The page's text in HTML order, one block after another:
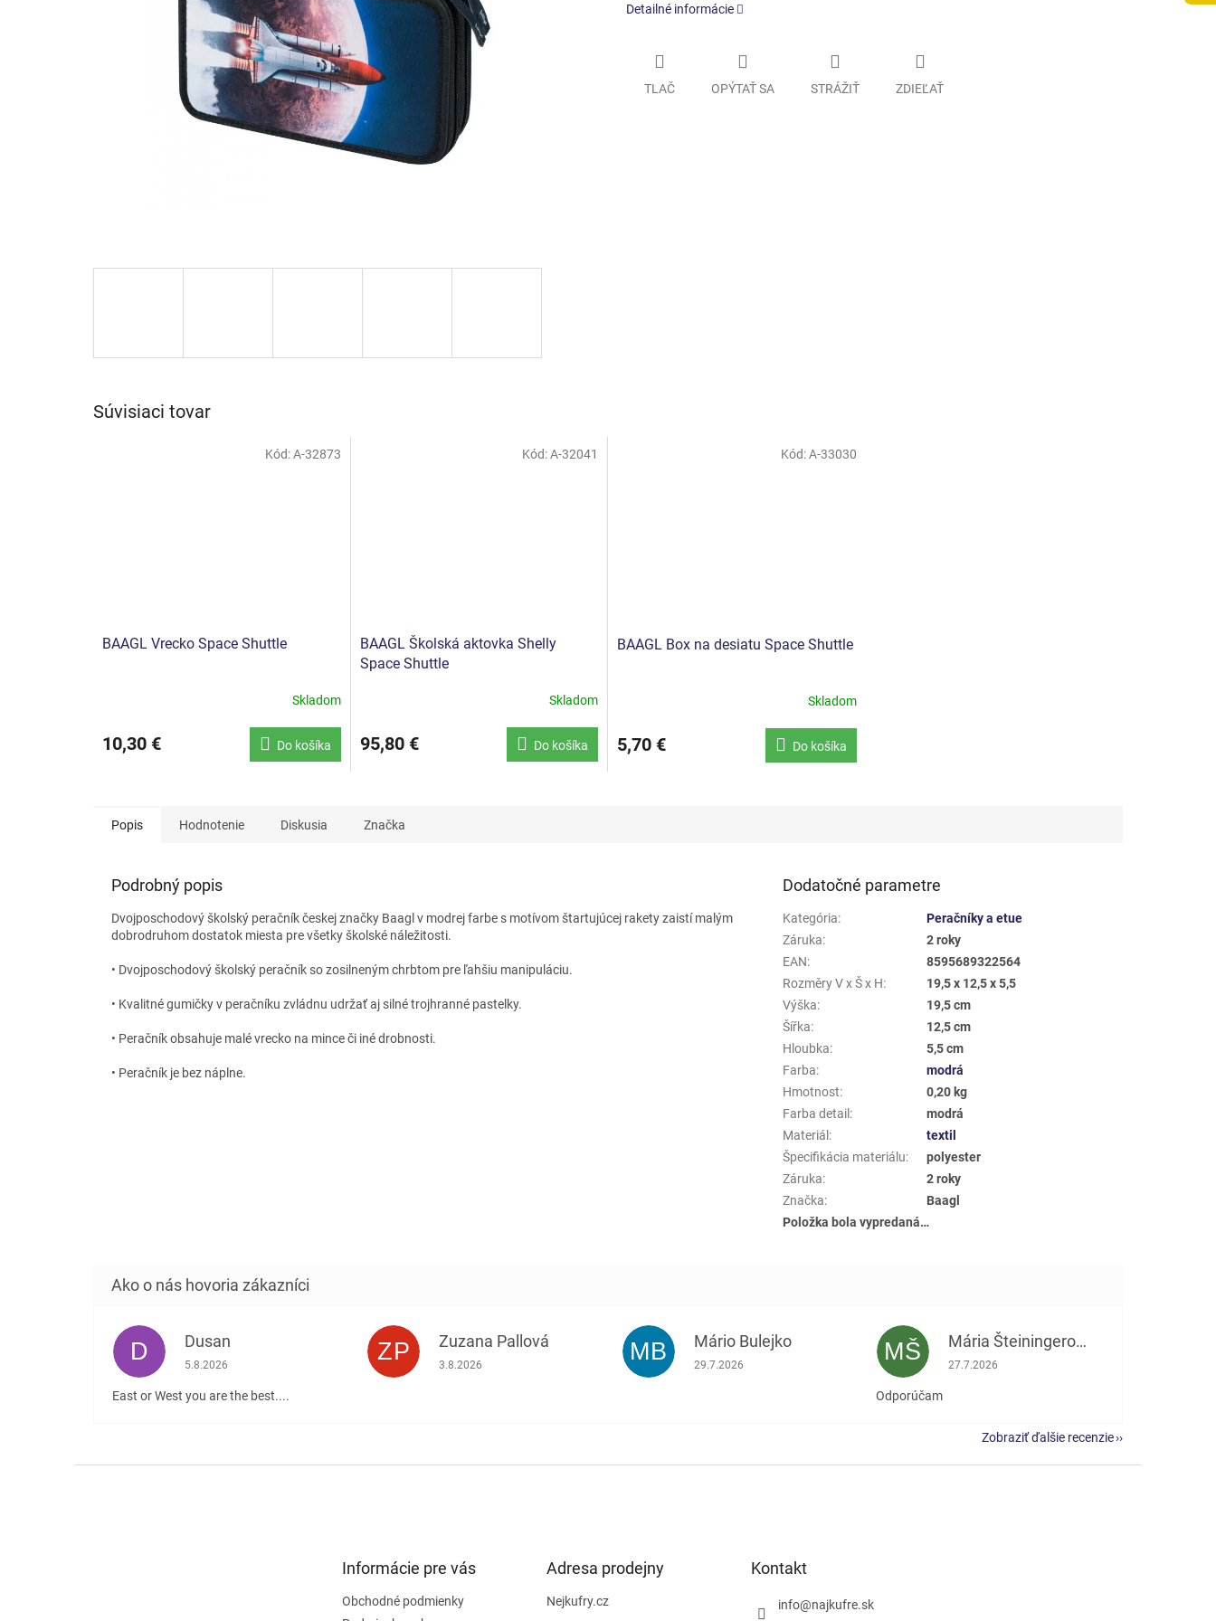
Detailné informácie
TLAČ OPÝTAŤ SA STRÁŽIŤ ZDIEĽAŤ
Súvisiaci tovar
BAAGL Vrecko Space Shuttle
Skladom
10,30 € Do košíka
Kód:A-32873
BAAGL Školská aktovka Shelly
Space Shuttle
Skladom
95,80 € Do košíka
Kód:A-32041
BAAGL Box na desiatu Space Shuttle
Skladom
5,70 € Do košíka
Kód:A-33030
Popis Hodnotenie Diskusia Značka
Podrobný popis
Dvojposchodový školský peračník českej značky Baagl v modrej farbe s motívom štartujúcej rakety zaistí malým
dobrodruhom dostatok miesta pre všetky školské náležitosti.
• Dvojposchodový školský peračník so zosilneným chrbtom pre ľahšiu manipuláciu.
• Kvalitné gumičky v peračníku zvládnu udržať aj silné trojhranné pastelky.
• Peračník obsahuje malé vrecko na mince či iné drobnosti.
• Peračník je bez náplne.
Dodatočné parametre
Kategória:
Peračníky a etue
Záruka:
2 roky
EAN:
8595689322564
Rozměry V x Š x H:
19,5 x 12,5 x 5,5
Výška:
19,5 cm
Šířka:
12,5 cm
Hloubka:
5,5 cm
Farba:
modrá
Hmotnost:
0,20 kg
Farba detail:
modrá
Materiál:
textil
Špecifikácia materiálu:
polyester
Záruka:
2 roky
Značka:
Baagl
Položka bola vypredaná…
D Dusan
Hodnotenie obchodu je 5 z 5 hviezdičiek.
5.8.2026
East or West you are the best....
ZP Zuzana Pallová
Hodnotenie obchodu je 5 z 5 hviezdičiek.
3.8.2026 MB Mário Bulejko
Hodnotenie obchodu je 5 z 5 hviezdičiek.
29.7.2026 MŠ Mária Šteiningerová
Hodnotenie obchodu je 5 z 5 hviezdičiek.
27.7.2026
Odporúčam
Zobraziť ďalšie recenzie
Informácie pre vás
Obchodné podmienky
Adresa prodejny
Nejkufry.cz
Kontakt
info@najkufre.sk